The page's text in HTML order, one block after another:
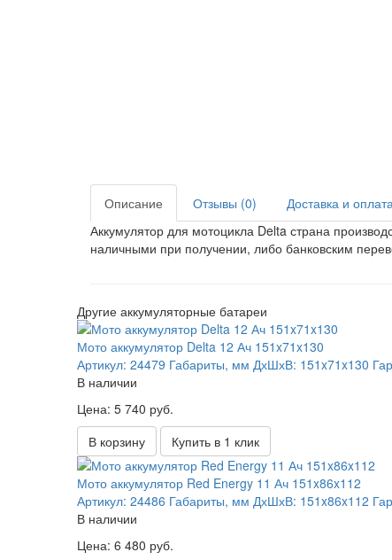
Описание Отзывы (0)
Доставка и
Аккумулятор для мотоцикла Delta страна
наличными при получении, либо банковским
Другие аккумуляторные батареи
Мото аккумулятор Delta 12 Ач 151x71x130
Артикул: 24479 Габариты, мм ДхШхВ: 151x71x130
В наличии
Цена: 5 740 руб.
В корзину
Купить в 1 клик
Мото аккумулятор Red Energy 11 Ач 151x86x112
Артикул: 24486 Габариты, мм ДхШхВ: 151x86x112
В наличии
Цена: 6 480 руб.